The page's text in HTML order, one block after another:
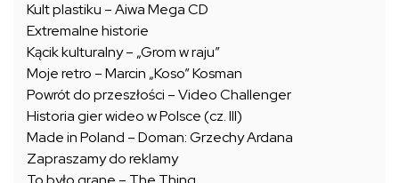
Kult plastiku – Aiwa Mega CD
Extremalne historie
Kącik kulturalny – „Grom w raju”
Moje retro – Marcin „Koso” Kosman
Powrót do przeszłości – Video Challenger
Historia gier wideo w Polsce (cz. III)
Made in Poland – Doman: Grzechy Ardana
Zapraszamy do reklamy